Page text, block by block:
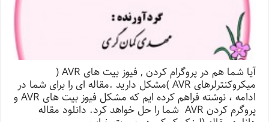
آیا شما هم در پروگرام کردن , فیوز بیت های AVR (
میکروکنترلرهای AVR )مشکل دارید .مقاله ای را برای شما در
ادامه ، نوشته فراهم کرده ایم که مشکل فیوز بیت های AVR و
پروگرم کردن AVR شما را حل خواهد کرد. دانلود مقاله